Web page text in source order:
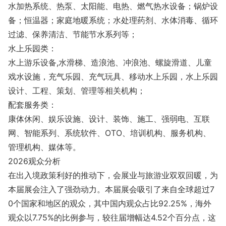
水加热系统、热泵、太阳能、电热、燃气热水设备；锅炉设
备；恒温器；家庭地暖系统；水处理药剂、水体消毒、循环
过滤、保养清洁、节能节水系列等；
水上乐园类：
水上游乐设备,水滑梯、造浪池、冲浪池、螺旋滑道、儿童
戏水设施，充气乐园、充气玩具、移动水上乐园，水上乐园
设计、工程、策划、管理等相关机构；
配套服务类：
康体休闲、娱乐设施、设计、装饰、施工、强弱电、互联
网、智能系列、系统软件、OTO、培训机构、服务机构、
管理机构、媒体等。
2026观众分析
在出入境政策利好的推动下，会展业与旅游业双双回暖，为
本届展会注入了强劲动力。本届展会吸引了来自全球超过7
0个国家和地区的观众，其中国内观众占比92.25%，海外
观众以7.75%的比例参与，较往届增幅达4.52个百分点，这